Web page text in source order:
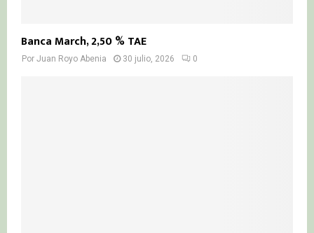
Banca March, 2,50 % TAE
Por Juan Royo Abenia 30 julio, 2026 0